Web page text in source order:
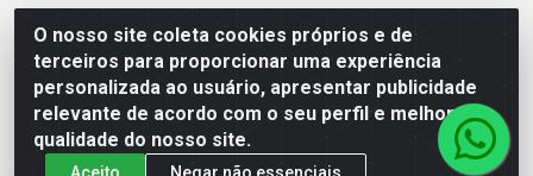
O nosso site coleta cookies próprios e de
terceiros para proporcionar uma experiência
personalizada ao usuário, apresentar publicidade
relevante de acordo com o seu perfil e melhorar a
qualidade do nosso site.
Aceito Negar não essenciais
Dilnor Distribuidora - Rua Professor Joaquim Cavalcanti,
975 - Iputinga - Recife/PE - CEP 50800-010 - CNPJ
04.054.534/0001-51